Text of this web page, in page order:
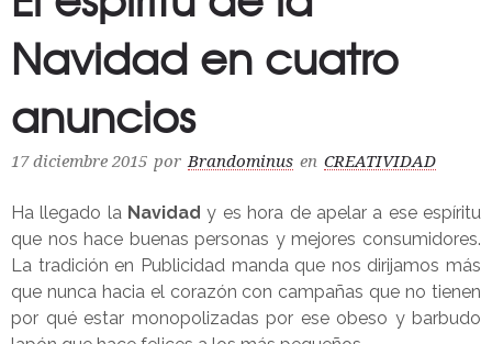
Navidad en cuatro
anuncios
17 diciembre 2015 por Brandominus en CREATIVIDAD
Ha llegado la Navidad y es hora de apelar a ese espíritu
que nos hace buenas personas y mejores consumidores.
La tradición en Publicidad manda que nos dirijamos más
que nunca hacia el corazón con campañas que no tienen
por qué estar monopolizadas por ese obeso y barbudo